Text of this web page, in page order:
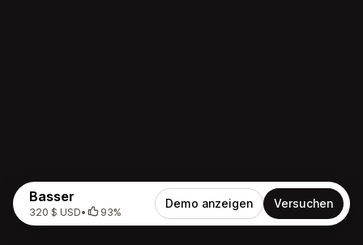
Basser
320 $ USD• 93%
Demo anzeigen Versuchen